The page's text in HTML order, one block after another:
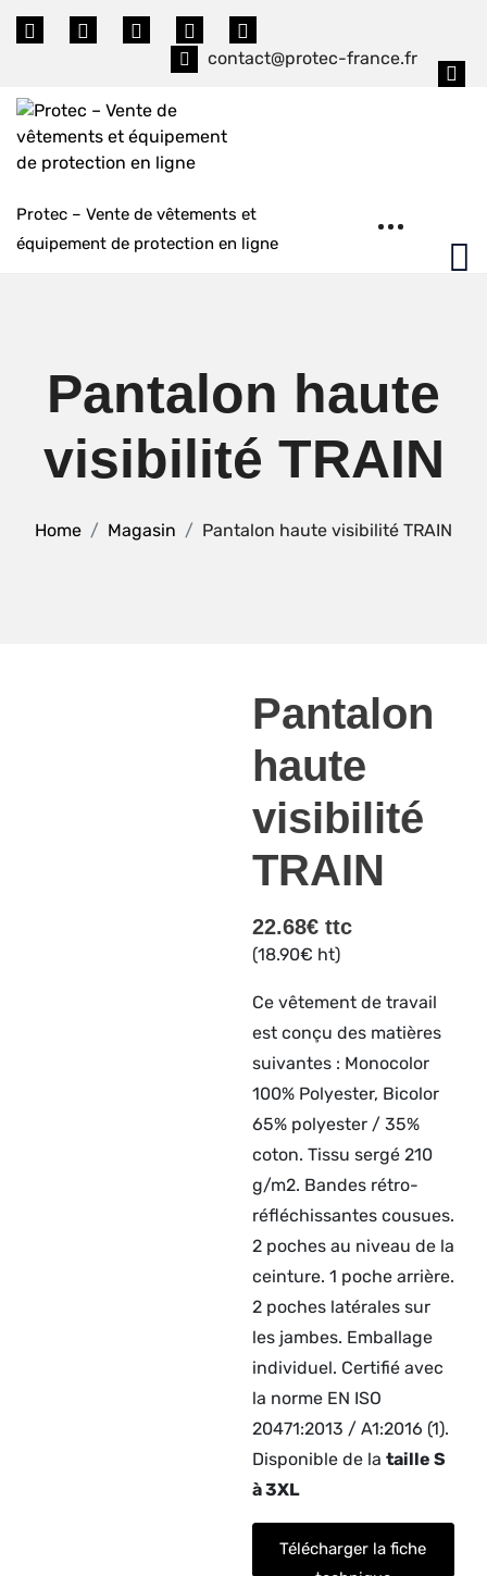
Skip
contact@protec-france.fr
Protec – Vente de vêtements et
équipement de protection en ligne
Pantalon haute
visibilité TRAIN
Home Magasin Pantalon haute visibilité TRAIN
Pantalon
haute
visibilité
TRAIN
22.68€ttc
(18.90€ ht)
Ce vêtement de travail
est conçu des matières
suivantes : Monocolor
100% Polyester, Bicolor
65% polyester / 35%
coton. Tissu sergé 210
g/m2. Bandes rétro-
réfléchissantes cousues.
2 poches au niveau de la
ceinture. 1 poche arrière.
2 poches latérales sur
les jambes. Emballage
individuel. Certifié avec
la norme EN ISO
20471:2013 / A1:2016 (1).
Disponible de la taille S
à 3XL
Télécharger la fiche